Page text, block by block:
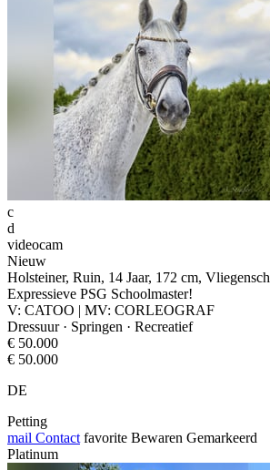
c
d
videocam
Nieuw
Holsteiner, Ruin, 14 Jaar, 172 cm,
Expressieve PSG Schoolmaster!
V: CATOO | MV: CORLEOGRAF
Dressuur · Springen · Recreatief
€ 50.000
€ 50.000
DE
Petting
mail Contact favorite Bewaren Gemarkeerd
Platinum